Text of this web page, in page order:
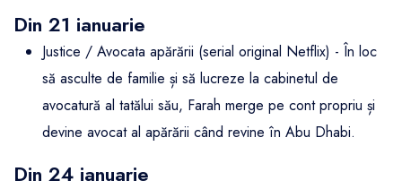
Din 21 ianuarie
Justice / Avocata apărării (serial original Netflix) - În loc
să asculte de familie și să lucreze la cabinetul de
avocatură al tatălui său, Farah merge pe cont propriu și
devine avocat al apărării când revine în Abu Dhabi.
Din 24 ianuarie